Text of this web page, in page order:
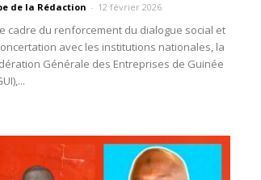
de la Rédaction - 12 février 2026
cadre du renforcement du dialogue social et
avec les institutions nationales, la
Générale des Entreprises de Guinée